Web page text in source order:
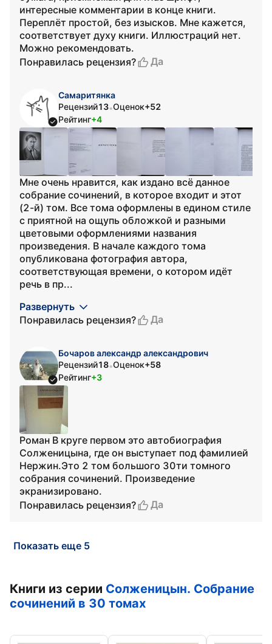
интересные комментарии в конце книги.
Переплёт простой, без изысков. Мне кажется,
соответствует духу книги. Иллюстраций нет.
Можно рекомендовать.
Понравилась рецензия?
Да
Самаритянка
Рецензий13•Оценок+52
Рейтинг+4
Мне очень нравится, как издано всё данное
собрание сочинений, в которое входит и этот
(2-й) том. Все тома оформлены в едином стиле
с приятной на ощупь обложкой и разными
цветовыми оформлениями названия
произведения. В начале каждого тома
опубликована фотография автора,
соответствующая времени, о котором идёт
речь в пр...
Развернуть
Понравилась рецензия?
Да
Бочаров александр александрович
Рецензий18•Оценок+58
Рейтинг+3
Роман В круге первом это автобиография
Солженицына, где он выступает под фамилией
Нержин.Это 2 том большого 30ти томного
собрания сочинений. Произведение
экранизировано.
Понравилась рецензия?
Да
Показать еще 5
Книги из серии Солженицын. Собрание
сочинений в 30 томах